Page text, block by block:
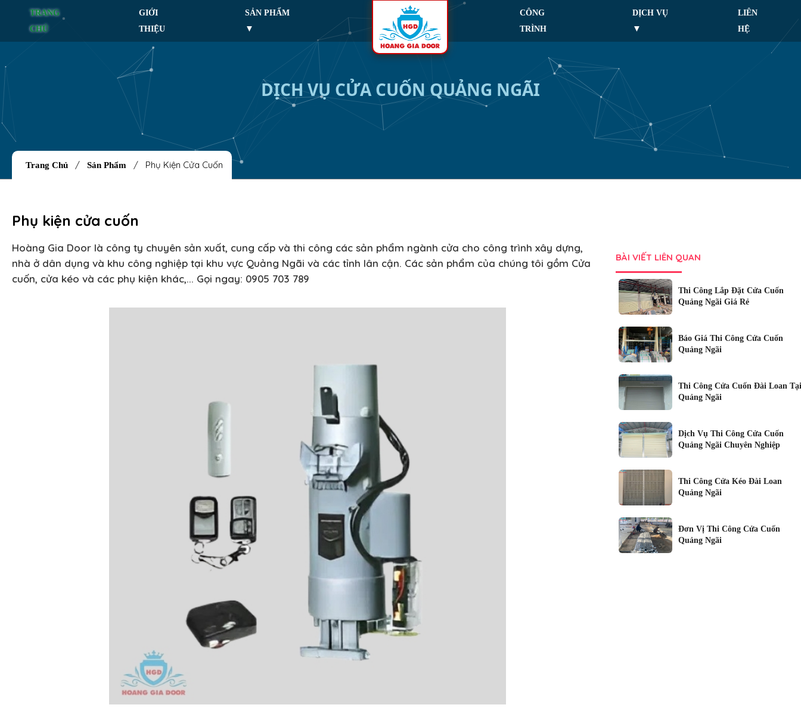
TRANG
CHỦ
GIỚI
THIỆU
SẢN PHẨM
CÔNG
TRÌNH
DỊCH VỤ
LIÊN
HỆ
DỊCH VỤ CỬA CUỐN QUẢNG NGÃI
Trang Chủ / Sản Phẩm / Phụ Kiện Cửa Cuốn
Phụ kiện cửa cuốn
Hoàng Gia Door là công ty chuyên sản xuất, cung cấp và thi công các sản phẩm ngành cửa cho công trình xây dựng,
nhà ở dân dụng và khu công nghiệp tại khu vực Quảng Ngãi và các tỉnh lân cận. Các sản phẩm của chúng tôi gồm Cửa
cuốn, cửa kéo và các phụ kiện khác,... Gọi ngay: 0905 703 789
BÀI VIẾT LIÊN QUAN
Thi Công Lắp Đặt Cửa Cuốn
Quảng Ngãi Giá Rẻ
Báo Giá Thi Công Cửa Cuốn
Quảng Ngãi
Thi Công Cửa Cuốn Đài Loan Tại
Quảng Ngãi
Dịch Vụ Thi Công Cửa Cuốn
Quảng Ngãi Chuyên Nghiệp
Thi Công Cửa Kéo Đài Loan
Quảng Ngãi
Đơn Vị Thi Công Cửa Cuốn
Quảng Ngãi